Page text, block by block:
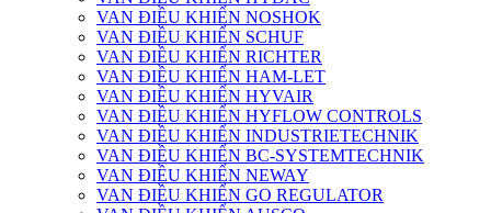
VAN ĐIỀU KHIỂN NOSHOK
VAN ĐIỀU KHIỂN SCHUF
VAN ĐIỀU KHIỂN RICHTER
VAN ĐIỀU KHIỂN HAM-LET
VAN ĐIỀU KHIỂN HYVAIR
VAN ĐIỀU KHIỂN HYFLOW CONTROLS
VAN ĐIỀU KHIỂN INDUSTRIETECHNIK
VAN ĐIỀU KHIỂN BC-SYSTEMTECHNIK
VAN ĐIỀU KHIỂN NEWAY
VAN ĐIỀU KHIỂN GO REGULATOR